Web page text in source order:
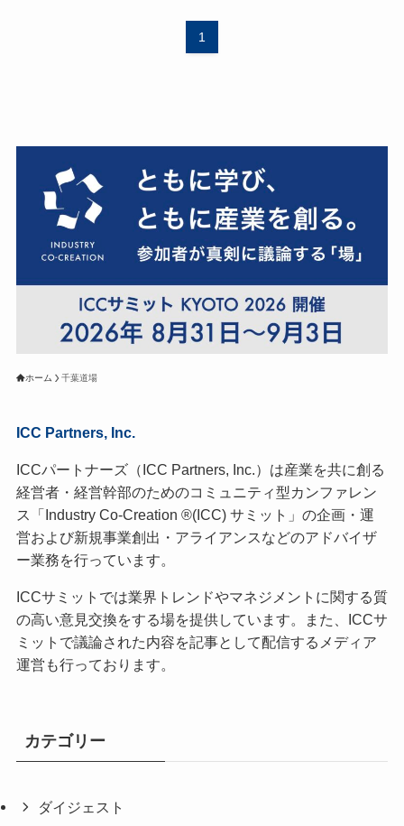
1
ホーム 千葉道場
ICC Partners, Inc.
ICCパートナーズ（ICC Partners, Inc.）は産業を共に創る
経営者・経営幹部のためのコミュニティ型カンファレン
ス「Industry Co-Creation ®(ICC) サミット」の企画・運
営および新規事業創出・アライアンスなどのアドバイザ
ー業務を行っています。
ICCサミットでは業界トレンドやマネジメントに関する質
の高い意見交換をする場を提供しています。また、ICCサ
ミットで議論された内容を記事として配信するメディア
運営も行っております。
カテゴリー
ダイジェスト